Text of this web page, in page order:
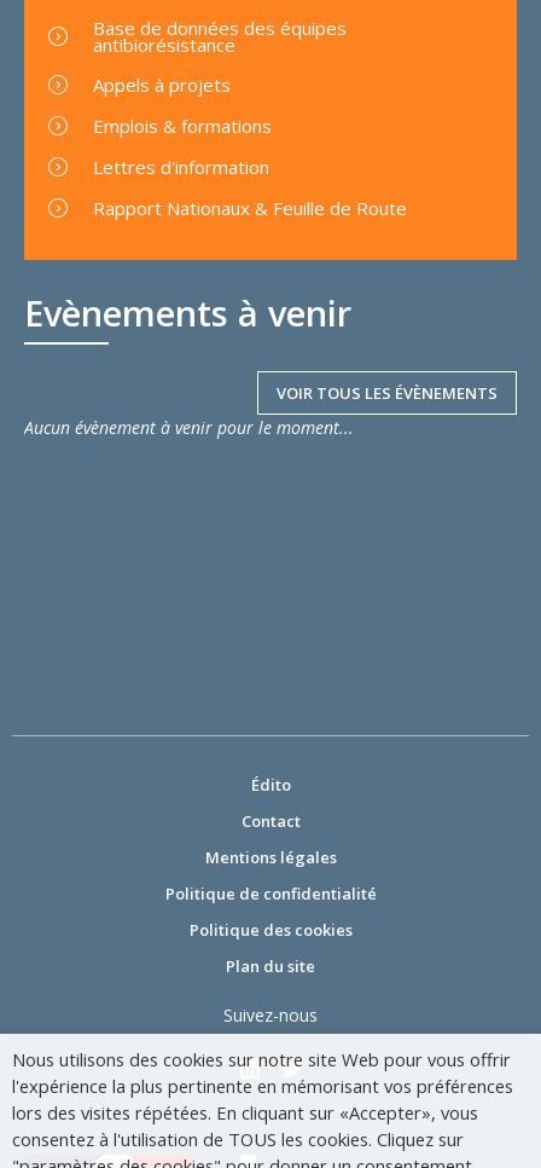
Evènements à venir
VOIR TOUS LES ÉVÈNEMENTS
Aucun évènement à venir pour le moment...
Base de données des équipes
antibiorésistance
Appels à projets
Emplois & formations
Lettres d'information
Rapport Nationaux & Feuille de Route
Édito
Contact
Mentions légales
Politique de confidentialité
Politique des cookies
Plan du site
Suivez-nous
Nous utilisons des cookies sur notre site Web pour vous offrir
l'expérience la plus pertinente en mémorisant vos préférences
lors des visites répétées. En cliquant sur «Accepter», vous
consentez à l'utilisation de TOUS les cookies. Cliquez sur